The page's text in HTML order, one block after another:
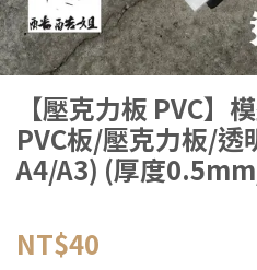
【壓克力板 PVC】
PVC板/壓克力板/透
A4/A3) (厚度
NT$40